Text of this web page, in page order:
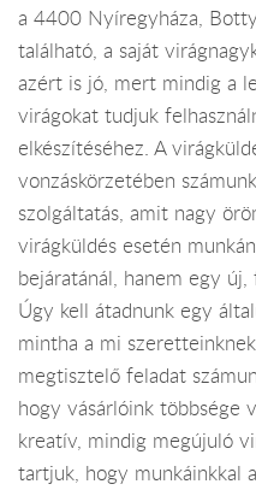
a 4400 Nyíregyháza,
található, a saját
azért is jó, mert mindig a
virágokat tudjuk
elkészítéséhez. A
vonzáskörzetében
szolgáltatás, amit nagy
virágküldés esetén
bejáratánál, hanem egy
Úgy kell átadnunk egy
mintha a mi
megtisztelő feladat
hogy vásárlóink többsége
kreatív, mindig megújuló
tartjuk, hogy munkáinkkal